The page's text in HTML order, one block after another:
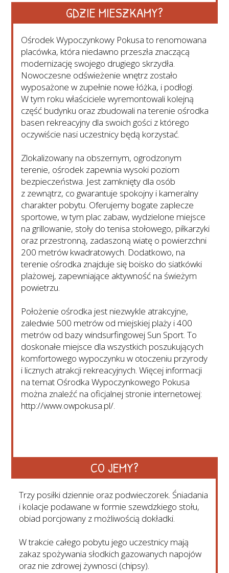
GDZIE MIESZKAMY?
Ośrodek Wypoczynkowy Pokusa to renomowana
placówka, która niedawno przeszła znaczącą
modernizację swojego drugiego skrzydła.
Nowoczesne odświeżenie wnętrz zostało
wyposażone w zupełnie nowe łóżka, i podłogi.
W tym roku właściciele wyremontowali kolejną
część budynku oraz zbudowali na terenie ośrodka
basen rekreacyjny dla swoich gości z którego
oczywiście nasi uczestnicy będą korzystać.
Zlokalizowany na obszernym, ogrodzonym
terenie, ośrodek zapewnia wysoki poziom
bezpieczeństwa. Jest zamknięty dla osób
z zewnątrz, co gwarantuje spokojny i kameralny
charakter pobytu. Oferujemy bogate zaplecze
sportowe, w tym plac zabaw, wydzielone miejsce
na grillowanie, stoły do tenisa stołowego, piłkarzyki
oraz przestronną, zadaszoną wiatę o powierzchni
200 metrów kwadratowych. Dodatkowo, na
terenie ośrodka znajduje się boisko do siatkówki
plażowej, zapewniające aktywność na świeżym
powietrzu.
Położenie ośrodka jest niezwykle atrakcyjne,
zaledwie 500 metrów od miejskiej plaży i 400
metrów od bazy windsurfingowej Sun Sport. To
doskonałe miejsce dla wszystkich poszukujących
komfortowego wypoczynku w otoczeniu przyrody
i licznych atrakcji rekreacyjnych. Więcej informacji
na temat Ośrodka Wypoczynkowego Pokusa
można znaleźć na oficjalnej stronie internetowej:
http://www.owpokusa.pl/.
CO JEMY?
Trzy posiłki dziennie oraz podwieczorek. Śniadania
i kolacje podawane w formie szewdzkiego stołu,
obiad porcjowany z możliwością dokładki.
W trakcie całego pobytu jego uczestnicy mają
zakaz spożywania słodkich gazowanych napojów
oraz nie zdrowej żywnosci (chipsy).